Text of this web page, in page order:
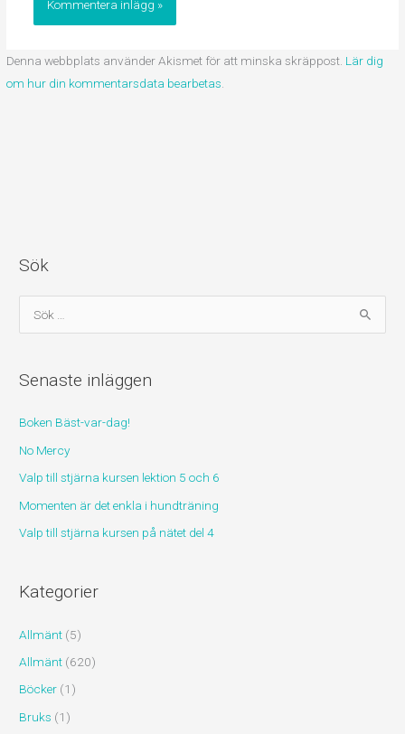
Denna webbplats använder Akismet för att minska skräppost. Lär dig
om hur din kommentarsdata bearbetas.
Sök
ö
e
t
e
r
:
Senaste inläggen
Boken Bäst-var-dag!
No Mercy
Valp till stjärna kursen lektion 5 och 6
Momenten är det enkla i hundträning
Valp till stjärna kursen på nätet del 4
Kategorier
Allmänt (5)
Allmänt (620)
Böcker (1)
Bruks (1)